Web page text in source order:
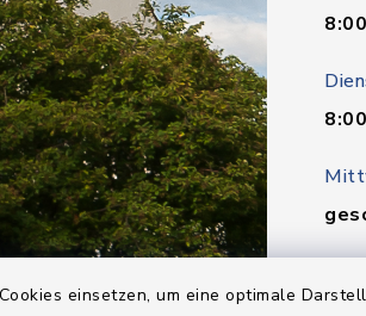
einsetzen, um eine optimale